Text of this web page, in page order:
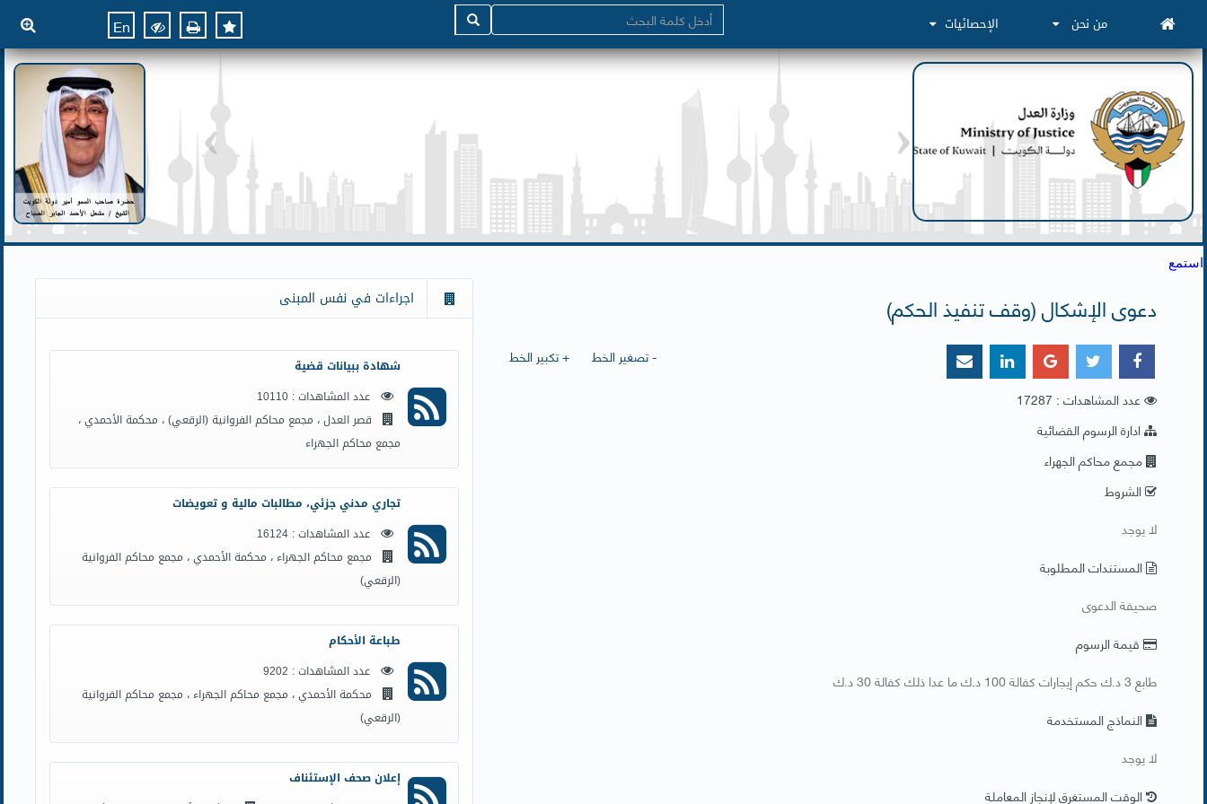
من نحن الإحصائيات En
استمع
دعوى الإشكال (وقف تنفيذ الحكم)
+ تكبير الخط
- تصغير الخط
عدد المشاهدات : 17287
ادارة الرسوم القضائية
مجمع محاكم الجهراء
الشروط
​لا يوجد
المستندات المطلوبة
​صحيفة الدعوى
قيمة الرسوم
طابع 3 د.ك حكم إيجارات كفالة 100 د.ك ما عدا ذلك كفالة 30 د.ك
النماذج المستخدمة
​لا يوجد
الوقت المستغرق لإنجاز المعاملة
اجراءات في نفس المبنى
شهادة ببيانات قضية
عدد المشاهدات : 10110
قصر العدل ، مجمع محاكم الفروانية (الرقعي) ، محكمة الأحمدي ،
مجمع محاكم الجهراء
تجاري مدني جزئي، مطالبات مالية و تعويضات
عدد المشاهدات : 16124
مجمع محاكم الجهراء ، محكمة الأحمدي ، مجمع محاكم الفروانية
(الرقعي)
طباعة الأحكام
عدد المشاهدات : 9202
محكمة الأحمدي ، مجمع محاكم الجهراء ، مجمع محاكم الفروانية
(الرقعي)
إعلان صحف الإستئناف